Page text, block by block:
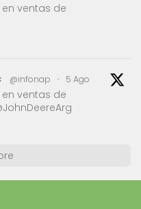
ventas de
@infonap · 5 Ago
ventas de